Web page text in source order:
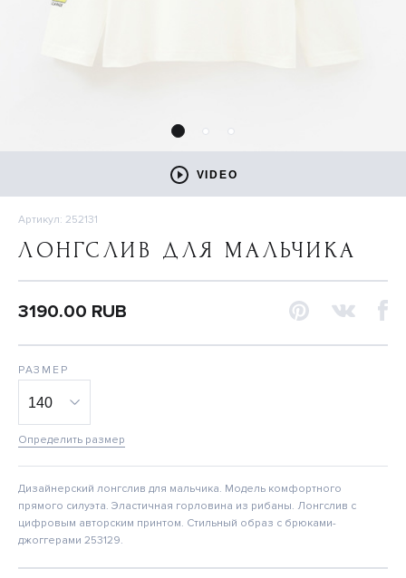
VIDEO
Артикул: 252131
ЛОНГСЛИВ ДЛЯ МАЛЬЧИКА
3190.00 RUB
РАЗМЕР
Определить размер
Дизайнерский лонгслив для мальчика. Модель комфортного
прямого силуэта. Эластичная горловина из рибаны. Лонгслив с
цифровым авторским принтом. Стильный образ с брюками-
джоггерами 253129.